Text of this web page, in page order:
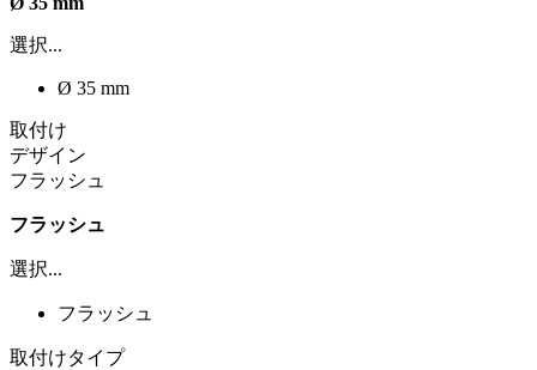
選択...
Ø 35 mm
取付け
デザイン
フラッシュ
フラッシュ
選択...
フラッシュ
取付けタイプ